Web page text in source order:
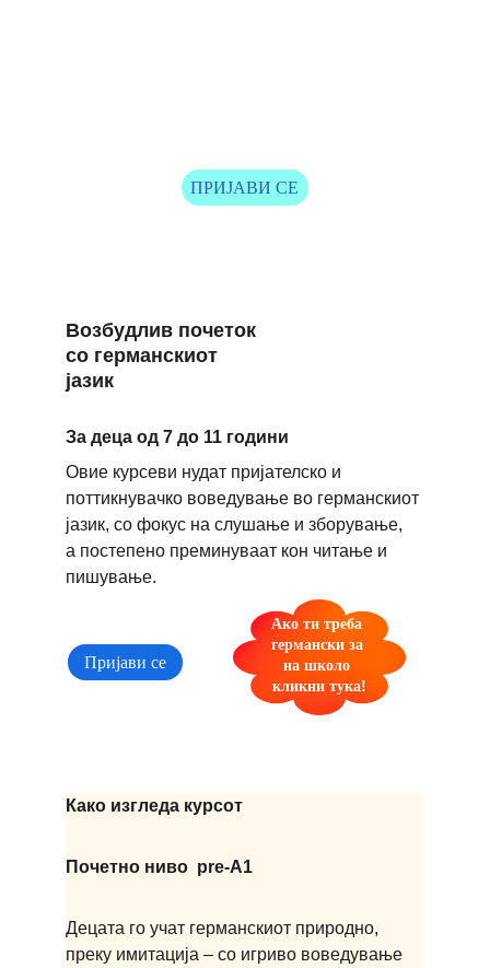
ПРИЈАВИ СЕ
Возбудлив почеток
со германскиот
јазик
За деца од 7 до 11 години
Овие курсеви нудат пријателско и
поттикнувачко воведување во германскиот
јазик, со фокус на слушање и зборување,
а постепено преминуваат кон читање и
пишување.
Ако ти треба
германски за
на школо
кликни тука!
Пријави се
Како изгледа курсот
Почетно ниво  pre-A1
Децата го учат германскиот природно,
преку имитација – со игриво воведување